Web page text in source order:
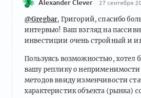
Alexander Clever 27 сентября
@Gregbar, Григорий, спасибо
интервью! Ваш взгляд на
инвестиции очень стройный и
Пользуясь возможностью, хотел
вашу реплику о неприменимости
методов ввиду изменчивости
характеристик объекта (рынка)